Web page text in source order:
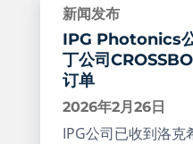
新闻发布
IPG Photonics公
丁公司
订单
2026年2月26日
IPG公司已收到洛克